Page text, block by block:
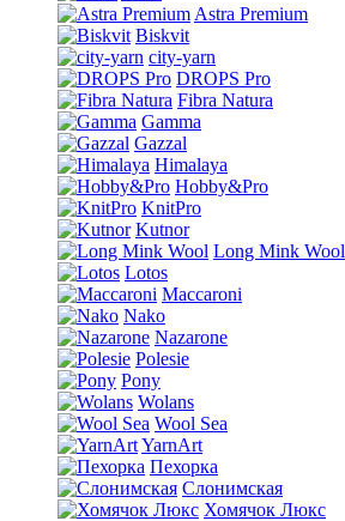
Astra Premium
Biskvit
city-yarn
DROPS Pro
Fibra Natura
Gamma
Gazzal
Himalaya
Hobby&Pro
KnitPro
Kutnor
Long Mink Wool
Lotos
Maccaroni
Nako
Nazarone
Polesie
Pony
Wolans
Wool Sea
YarnArt
Пехорка
Слонимская
Хомячок Люкс